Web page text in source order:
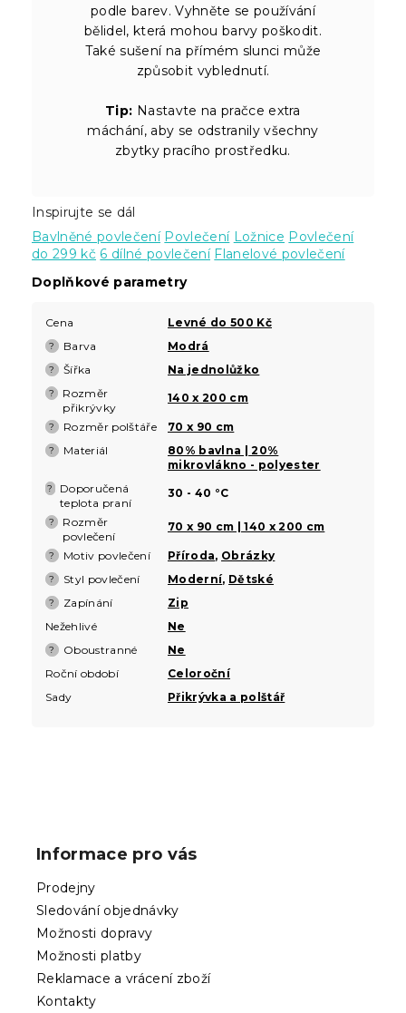
podle barev. Vyhněte se používání
bělidel, která mohou barvy poškodit.
Také sušení na přímém slunci může
způsobit vyblednutí.
Tip: Nastavte na pračce extra
máchání, aby se odstranily všechny
zbytky pracího prostředku.
Inspirujte se dál
Bavlněné povlečení Povlečení Ložnice Povlečení
do 299 kč 6 dílné povlečení Flanelové povlečení
Doplňkové parametry
Cena Levné do 500 Kč
? Barva Modrá
? Šířka Na jednolůžko
?
Rozměr
přikrývky
140 x 200 cm
? Rozměr polštáře 70 x 90 cm
? Materiál
80% bavlna | 20%
mikrovlákno - polyester
?
Doporučená
teplota praní
30 - 40 °C
?
Rozměr
povlečení
70 x 90 cm | 140 x 200 cm
? Motiv povlečení Příroda, Obrázky
? Styl povlečení Moderní, Dětské
? Zapínání
Zip
Nežehlivé
Ne
? Oboustranné
Ne
Roční období
Celoroční
Sady
Přikrývka a polštář
Informace pro vás
Prodejny
Sledování objednávky
Možnosti dopravy
Možnosti platby
Reklamace a vrácení zboží
Kontakty